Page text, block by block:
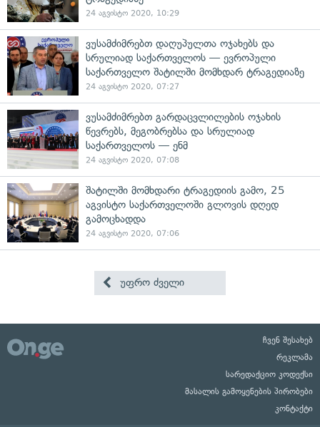
24 აგვისტო 2020, 10:29
ვუსამძიმრებთ დაღუპულთა ოჯახებს და
სრულიად საქართველოს — ევროპული
საქართველო შატილში მომხდარ ტრაგედიაზე
24 აგვისტო 2020, 07:27
ვუსამძიმრებთ გარდაცვლილების ოჯახის
წევრებს, მეგობრებსა და სრულიად
საქართველოს — ენმ
24 აგვისტო 2020, 07:08
შატილში მომხდარი ტრაგედიის გამო, 25
აგვისტო საქართველოში გლოვის დღედ
გამოცხადდა
24 აგვისტო 2020, 07:06
უფრო ძველი
ჩვენ შესახებ
რეკლამა
სარედაქციო კოდექსი
მასალის გამოყენების პირობები
კონტაქტი